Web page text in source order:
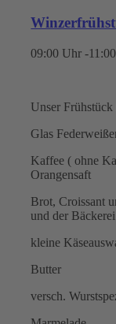
09:00 Uhr -
Unser Frühstück
Glas
Kaffee ( ohne
Orangensaft
Brot, Croissant
und der
kleine
Butter
versch.